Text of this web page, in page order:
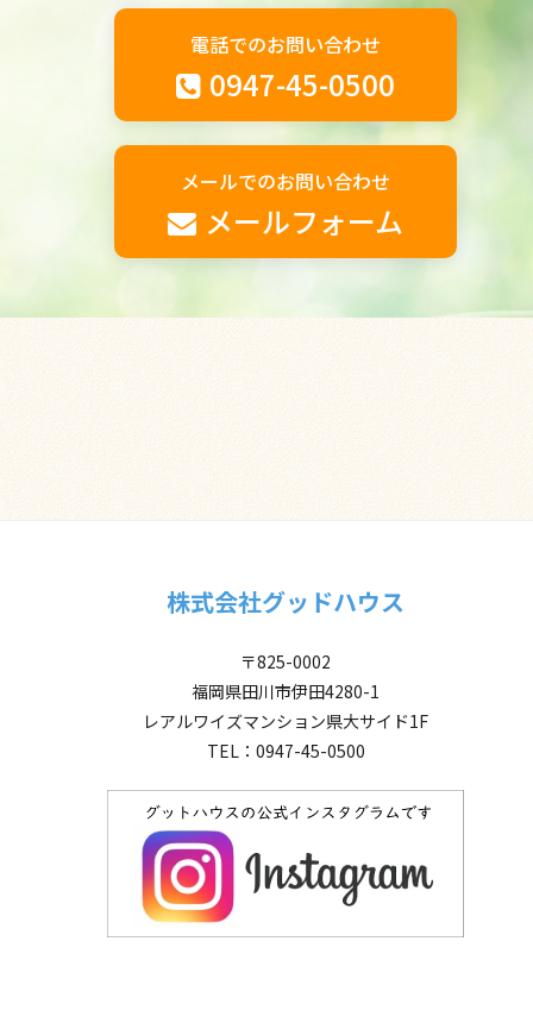
電話でのお問い合わせ
0947-45-0500
メールでのお問い合わせ
メールフォーム
株式会社グッドハウス
〒825-0002
福岡県田川市伊田4280-1
レアルワイズマンション県大サイド1F
TEL：0947-45-0500